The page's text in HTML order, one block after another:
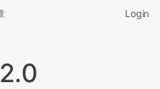
Login